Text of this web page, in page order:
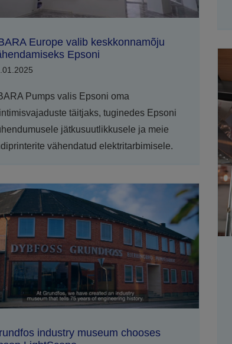
Europe valib keskkonnamõju
Epsoni
Pumps valis Epsoni oma
täitjaks, tuginedes Epsoni
jätkusuutlikkusele ja meie
vähendatud elektritarbimisele.
industry museum chooses